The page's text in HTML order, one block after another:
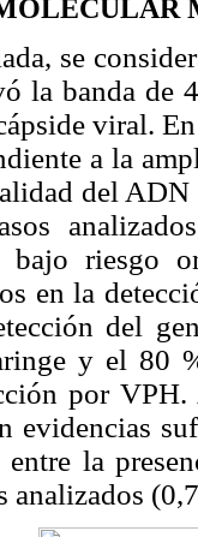
se
la banda de
viral.
a la
del ADN
riesgo
en la
del
y el 80
por
evidencias
entre la
analizados